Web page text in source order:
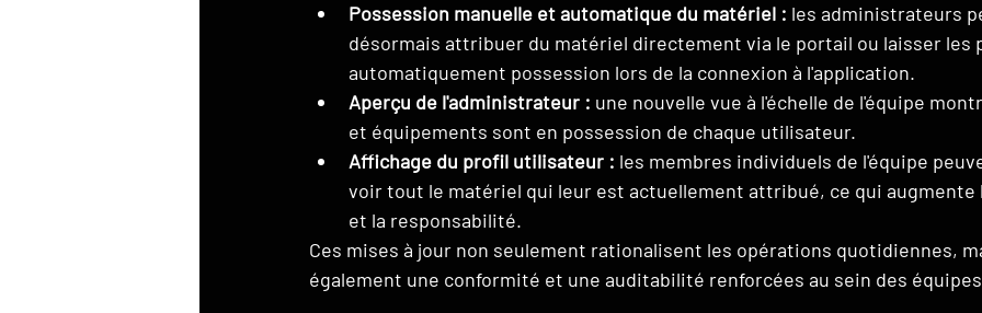
Possession manuelle et automatique du matériel : les administrateurs
désormais attribuer du matériel directement via le portail ou laisser les
automatiquement possession lors de la connexion à l'application.
Aperçu de l'administrateur : une nouvelle vue à l'échelle de l'équipe
et équipements sont en possession de chaque utilisateur.
Affichage du profil utilisateur : les membres individuels de l'équipe
voir tout le matériel qui leur est actuellement attribué, ce qui augmente
et la responsabilité.
Ces mises à jour non seulement rationalisent les opérations quotidiennes,
également une conformité et une auditabilité renforcées au sein des